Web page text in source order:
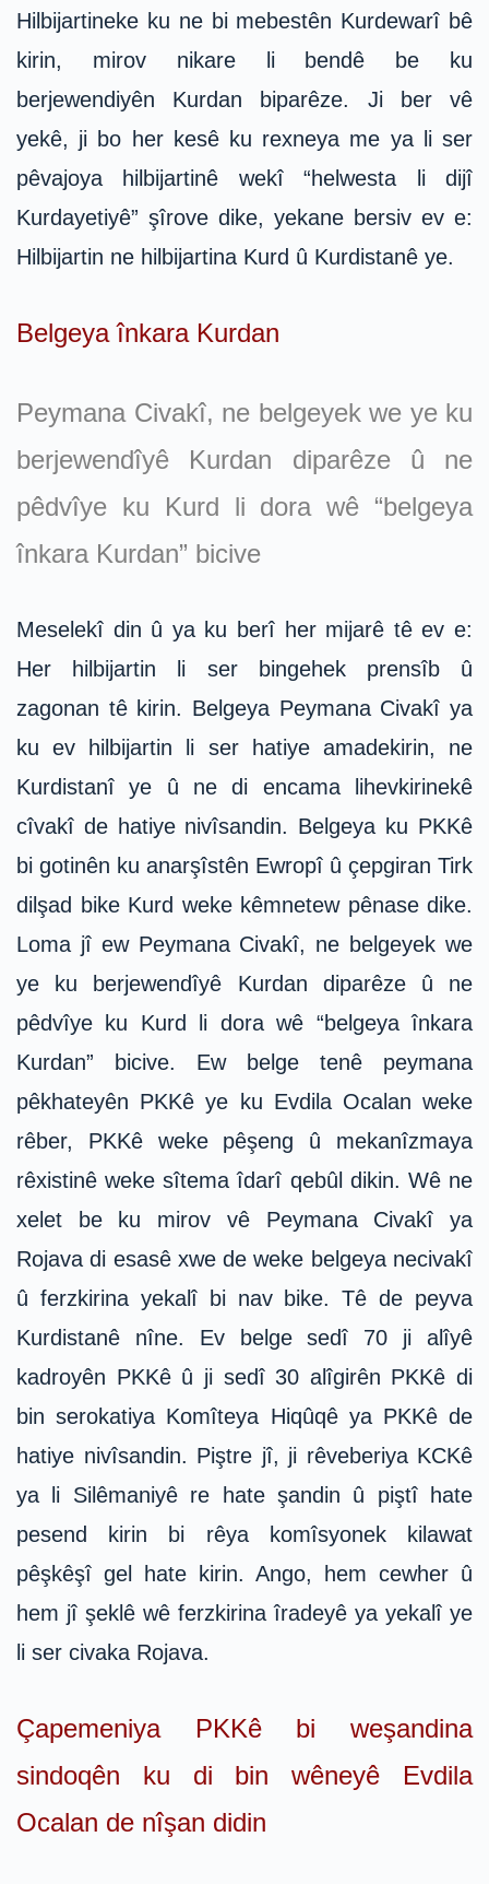
Hilbijartineke ku ne bi mebestên Kurdewarî bê
kirin, mirov nikare li bendê be ku
berjewendiyên Kurdan biparêze. Ji ber vê
yekê, ji bo her kesê ku rexneya me ya li ser
pêvajoya hilbijartinê wekî “helwesta li dijî
Kurdayetiyê” şîrove dike, yekane bersiv ev e:
Hilbijartin ne hilbijartina Kurd û Kurdistanê ye.
Belgeya înkara Kurdan
Peymana Civakî, ne belgeyek we ye ku
berjewendîyê Kurdan diparêze û ne
pêdvîye ku Kurd li dora wê “belgeya
înkara Kurdan” bicive
Meselekî din û ya ku berî her mijarê tê ev e:
Her hilbijartin li ser bingehek prensîb û
zagonan tê kirin. Belgeya Peymana Civakî ya
ku ev hilbijartin li ser hatiye amadekirin, ne
Kurdistanî ye û ne di encama lihevkirinekê
cîvakî de hatiye nivîsandin. Belgeya ku PKKê
bi gotinên ku anarşîstên Ewropî û çepgiran Tirk
dilşad bike Kurd weke kêmnetew pênase dike.
Loma jî ew Peymana Civakî, ne belgeyek we
ye ku berjewendîyê Kurdan diparêze û ne
pêdvîye ku Kurd li dora wê “belgeya înkara
Kurdan” bicive. Ew belge tenê peymana
pêkhateyên PKKê ye ku Evdila Ocalan weke
rêber, PKKê weke pêşeng û mekanîzmaya
rêxistinê weke sîtema îdarî qebûl dikin. Wê ne
xelet be ku mirov vê Peymana Civakî ya
Rojava di esasê xwe de weke belgeya necivakî
û ferzkirina yekalî bi nav bike. Tê de peyva
Kurdistanê nîne. Ev belge sedî 70 ji alîyê
kadroyên PKKê û ji sedî 30 alîgirên PKKê di
bin serokatiya Komîteya Hiqûqê ya PKKê de
hatiye nivîsandin. Piştre jî, ji rêveberiya KCKê
ya li Silêmaniyê re hate şandin û piştî hate
pesend kirin bi rêya komîsyonek kilawat
pêşkêşî gel hate kirin. Ango, hem cewher û
hem jî şeklê wê ferzkirina îradeyê ya yekalî ye
li ser civaka Rojava.
Çapemeniya PKKê bi weşandina
sindoqên ku di bin wêneyê Evdila
Ocalan de nîşan didin